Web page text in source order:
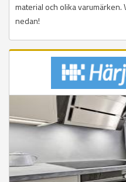
material och olika
nedan!